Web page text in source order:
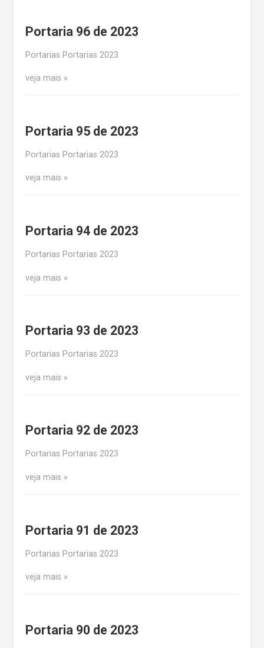
Portaria 96 de 2023
Portarias Portarias 2023
veja mais
Portaria 95 de 2023
Portarias Portarias 2023
veja mais
Portaria 94 de 2023
Portarias Portarias 2023
veja mais
Portaria 93 de 2023
Portarias Portarias 2023
veja mais
Portaria 92 de 2023
Portarias Portarias 2023
veja mais
Portaria 91 de 2023
Portarias Portarias 2023
veja mais
Portaria 90 de 2023